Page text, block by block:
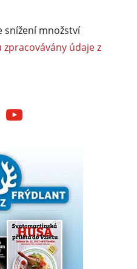
snížení množství
údaje z
youtube